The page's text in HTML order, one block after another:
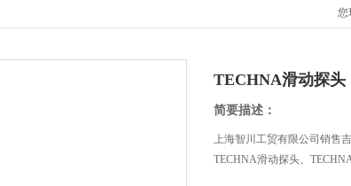
您
TECHNA滑动探头
简要描述：
上海智川工贸有限公司销售
TECHNA滑动探头、